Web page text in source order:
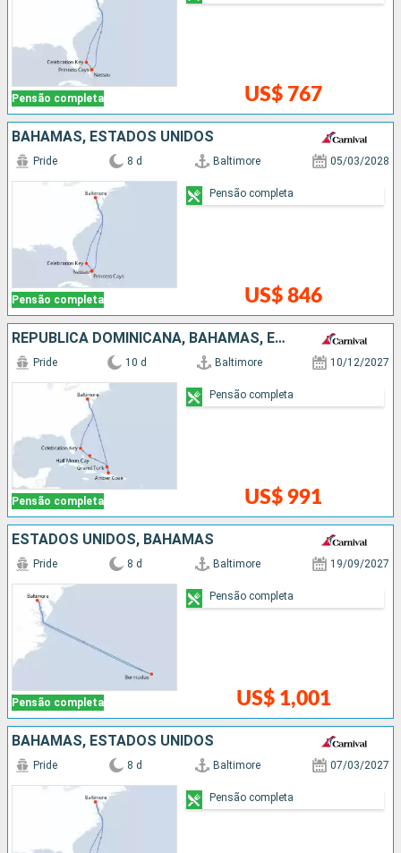
Pensão completa US$ 767
BAHAMAS, ESTADOS UNIDOS
Pensão completa
Pride 8 d Baltimore 05/03/2028
US$ 846
Pensão completa
REPUBLICA DOMINICANA, BAHAMAS, ESTADOS UNIDOS
Pensão completa
Pride 10 d Baltimore 10/12/2027
US$ 991
Pensão completa
ESTADOS UNIDOS, BAHAMAS
Pensão completa
Pride 8 d Baltimore 19/09/2027
US$ 1,001
Pensão completa
BAHAMAS, ESTADOS UNIDOS
Pride 8 d Baltimore 07/03/2027
Pensão completa